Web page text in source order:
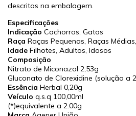
descritas na embalagem.
Especificações
Indicação Cachorros, Gatos
Raça Raças Pequenas, Raças
Idade Filhotes, Adultos, Idosos
Composição
Nitrato de Miconazol 2,53g
Gluconato de Clorexidine (solução a
Essência Herbal 0,20g
Veículo q.s.q 100,00ml
(*)equivalente a 2.00g